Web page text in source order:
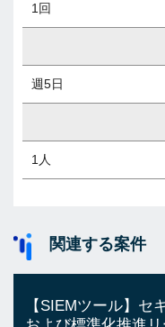
1回
週5日
1人
関連する案件
【SIEMツール】セ